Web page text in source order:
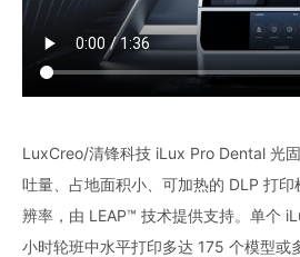
LuxCreo/清锋科技 iLux Pro Dental 光
吐量、占地面积小、可加热的 DLP 打
辨率，由 LEAP™ 技术提供支持。单个
小时轮班中水平打印多达 175 个模型或